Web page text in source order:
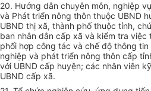
20. Hướng dẫn chuyên môn, nghiệp
và Phát triển nông thôn thuộc UBND
UBND thị xã, thành phố thuộc tỉnh,
ban nhân dân cấp xã và kiểm tra việc
phối hợp công tác và chế độ thông tin
nghiệp và phát triển nông thôn cấp
với UBND cấp huyện; các nhân viên
UBND cấp xã.